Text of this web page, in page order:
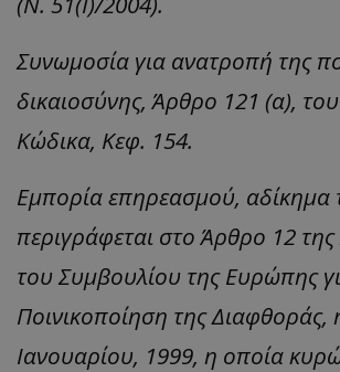
Συνωμοσία για ανατροπή της
δικαιοσύνης, Άρθρο 121 (α),
Κώδικα, Κεφ. 154.
Εμπορία επηρεασμού, αδίκημα
περιγράφεται στο Άρθρο 12
του Συμβουλίου της Ευρώπης
Ποινικοποίηση της Διαφθοράς,
Ιανουαρίου, 1999, η οποία